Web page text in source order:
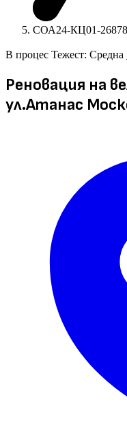
СОА24-КЦ01-26878
В процес Тежест: Средна
Реновация на
ул.Атанас